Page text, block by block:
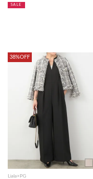
SALE
38%OFF
Liala×PG